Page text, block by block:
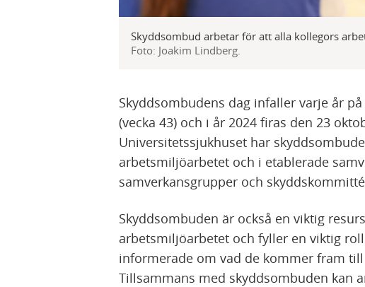
Skyddsombud arbetar för att alla kollegors
Foto: Joakim Lindberg.
Skyddsombudens dag infaller varje år
(vecka 43) och i år 2024 firas den 23
Universitetssjukhuset har
arbetsmiljöarbetet och i etablerade
samverkansgrupper och
Skyddsombuden är också en viktig
arbetsmiljöarbetet och fyller en viktig
informerade om vad de kommer fram
Tillsammans med skyddsombuden kan